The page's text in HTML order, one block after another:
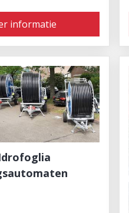
informatie